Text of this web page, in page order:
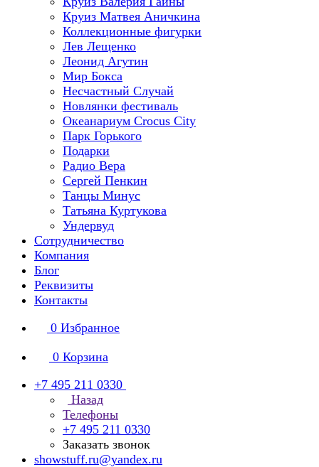
Круиз Матвея Аничкина
Коллекционные фигурки
Лев Лещенко
Леонид Агутин
Мир Бокса
Несчастный Случай
Новлянки фестиваль
Океанариум Crocus City
Парк Горького
Подарки
Радио Вера
Сергей Пенкин
Танцы Минус
Татьяна Куртукова
Ундервуд
Сотрудничество
Компания
Блог
Реквизиты
Контакты
0 Избранное
0 Корзина
+7 495 211 0330
Назад
Телефоны
+7 495 211 0330
Заказать звонок
showstuff.ru@yandex.ru